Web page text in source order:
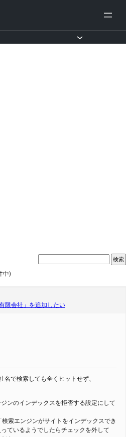
中)
限会社」を追加したい
で検索しても全くヒットせず、
ンのインデックスを拒否する設定にして
索エンジンがサイトをインデックスでき
ているようでしたらチェックを外して